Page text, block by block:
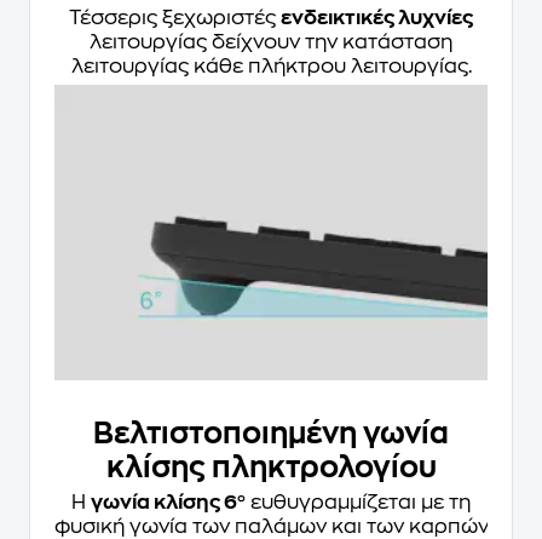
Τέσσερις ξεχωριστές ενδεικτικές λυχνίες
λειτουργίας δείχνουν την κατάσταση
λειτουργίας κάθε πλήκτρου λειτουργίας.
Βελτιστοποιημένη γωνία
κλίσης πληκτρολογίου
Η γωνία κλίσης 6° ευθυγραμμίζεται με τη
φυσική γωνία των παλάμων και των καρπών